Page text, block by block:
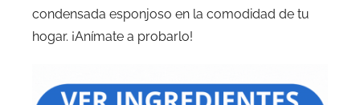
condensada esponjoso en la comodidad de tu
hogar. ¡Anímate a probarlo!